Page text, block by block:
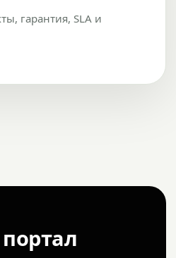
гарантия, SLA и